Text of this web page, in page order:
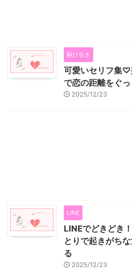
駆け引き
可愛いセリフ集♡
で恋の距離をぐ
2025/12/23
LINE
LINEでどきどき
とりで起きがち
る
2025/12/23